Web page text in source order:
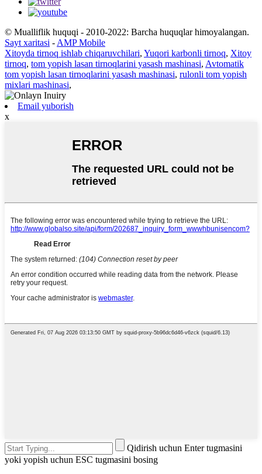
© Mualliflik huquqi - 2010-2022: Barcha huquqlar himoyalangan.
Sayt xaritasi -AMP Mobile
Xitoyda tirnoq ishlab chiqaruvchilari, Yuqori karbonli tirnoq, Xitoy
tirnoq, tom yopish lasan tirnoqlarini yasash mashinasi, Avtomatik
tom yopish lasan tirnoqlarini yasash mashinasi, rulonli tom yopish
mixlari mashinasi,
Email yuborish
x
Qidirish uchun Enter tugmasini
yoki yopish uchun ESC tugmasini bosing